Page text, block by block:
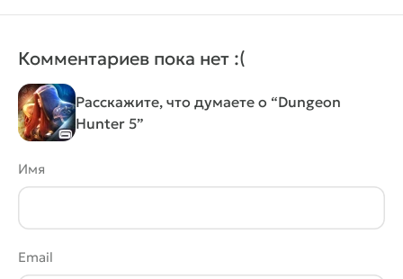
Комментариев пока нет :(
Расскажите, что думаете о “Dungeon
Hunter 5”
Имя
Email